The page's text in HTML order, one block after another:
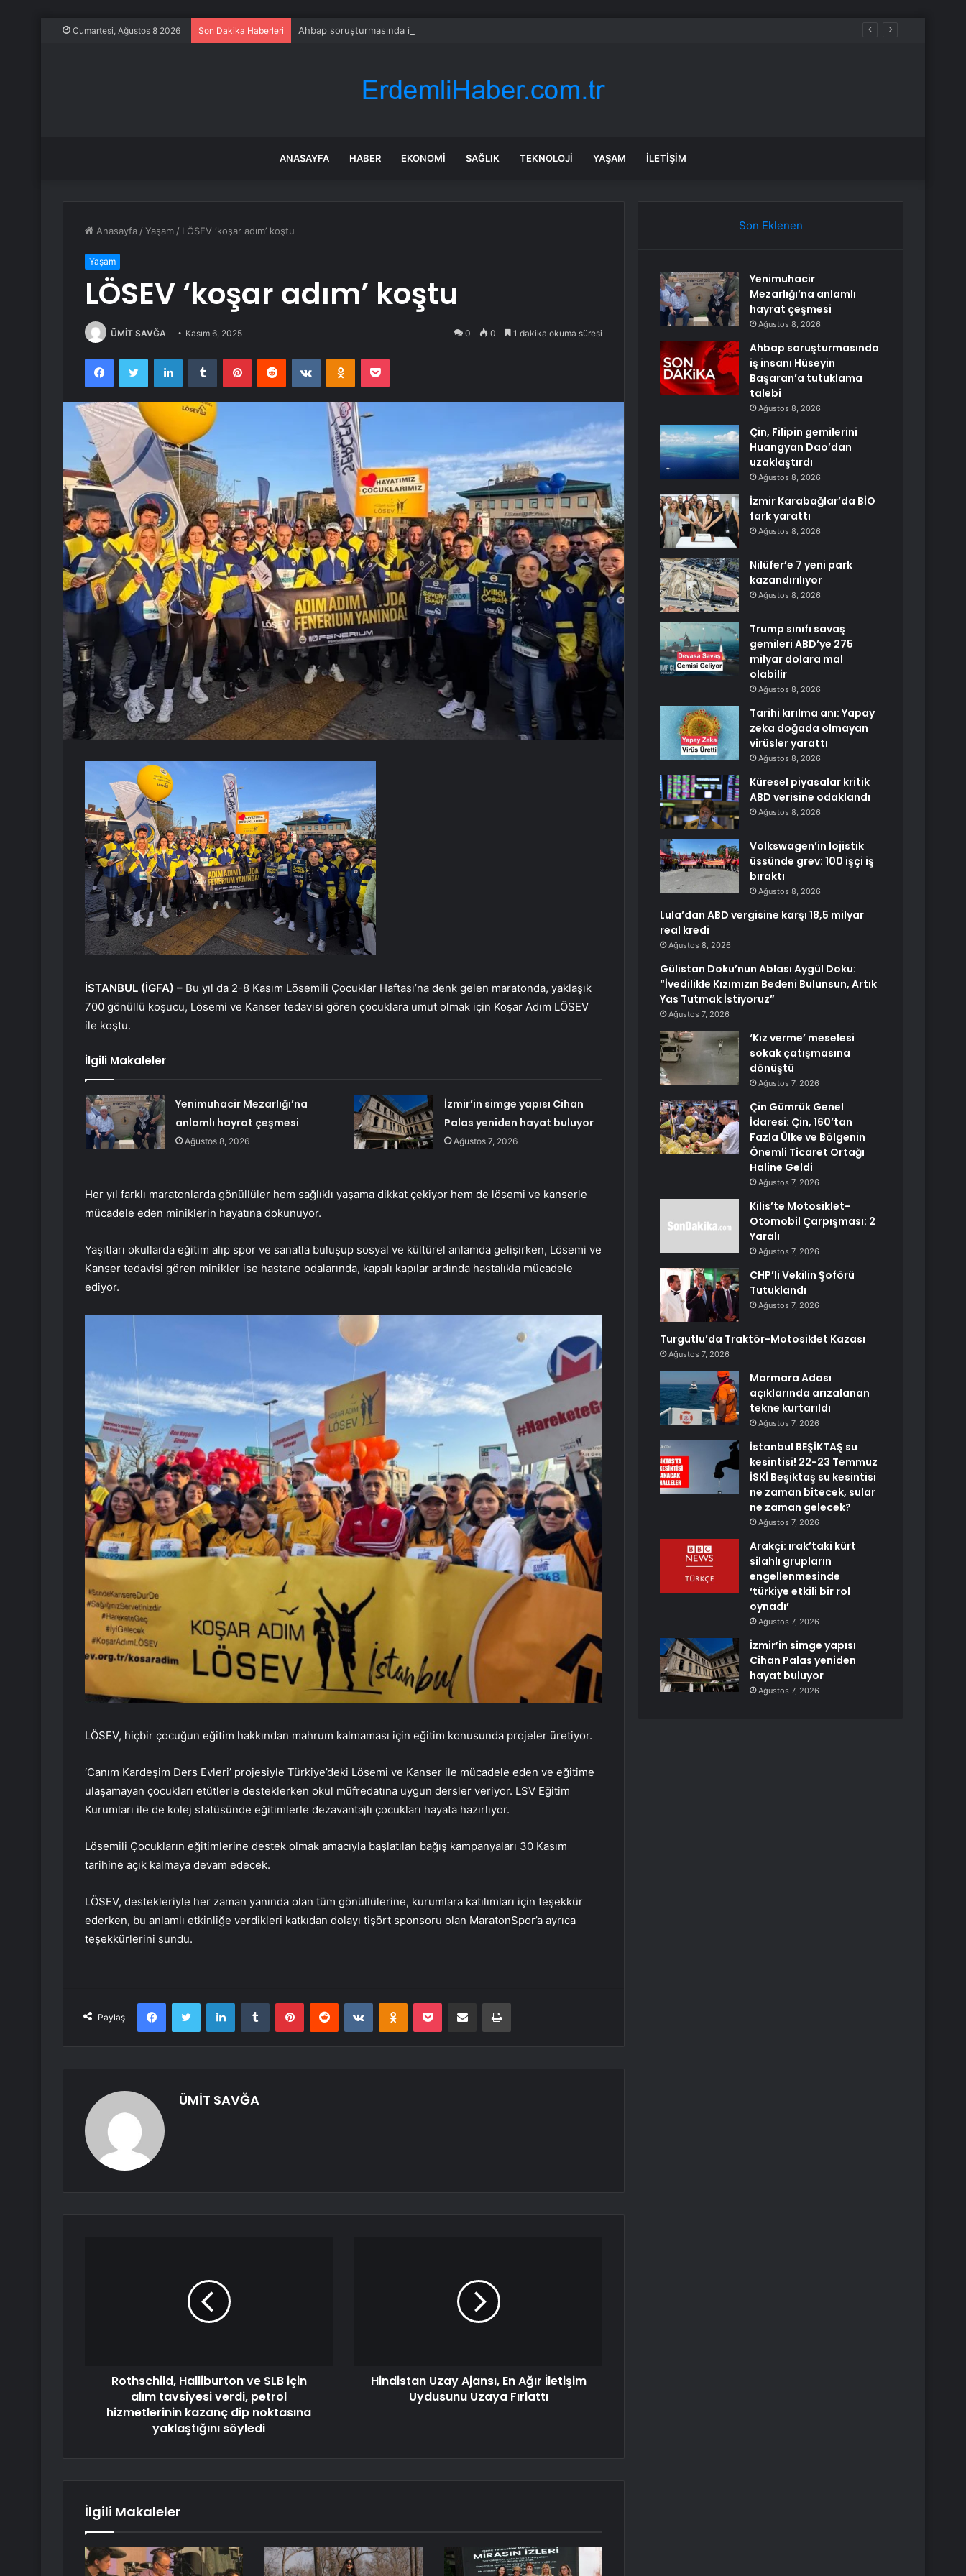
Cumartesi, Ağustos 8 2026 Son Dakika Haberleri Ahbap soruşturmasında iş insanı Hüseyin Başaran’a tutuklama talebi
ANASAYFA HABER EKONOMI SAĞLIK TEKNOLOJI YAŞAM İLETIŞIM
Anasayfa /Yaşam / LÖSEV ‘koşar adım’ koştu
Yaşam
LÖSEV ‘koşar adım’ koştu
ÜMİT SAVĞA Kasım 6, 2025 0 0 1 dakika okuma süresi
FacebookTwitter LinkedInTumblr PinterestReddit VKontakteOdnoklassniki
Pocket
İSTANBUL (İGFA) – Bu yıl da 2-8 Kasım Lösemili Çocuklar Haftası’na denk gelen maratonda, yaklaşık
700 gönüllü koşucu, Lösemi ve Kanser tedavisi gören çocuklara umut olmak için Koşar Adım LÖSEV
ile koştu.
İlgili Makaleler
Yenimuhacir Mezarlığı’na
anlamlı hayrat çeşmesi
Ağustos 8, 2026
İzmir’in simge yapısı Cihan
Palas yeniden hayat buluyor
Ağustos 7, 2026
Her yıl farklı maratonlarda gönüllüler hem sağlıklı yaşama dikkat çekiyor hem de lösemi ve kanserle
mücadele eden miniklerin hayatına dokunuyor.
Yaşıtları okullarda eğitim alıp spor ve sanatla buluşup sosyal ve kültürel anlamda gelişirken, Lösemi ve
Kanser tedavisi gören minikler ise hastane odalarında, kapalı kapılar ardında hastalıkla mücadele
ediyor.
LÖSEV, hiçbir çocuğun eğitim hakkından mahrum kalmaması için eğitim konusunda projeler üretiyor.
‘Canım Kardeşim Ders Evleri’ projesiyle Türkiye’deki Lösemi ve Kanser ile mücadele eden ve eğitime
ulaşamayan çocukları etütlerle desteklerken okul müfredatına uygun dersler veriyor. LSV Eğitim
Kurumları ile de kolej statüsünde eğitimlerle dezavantajlı çocukları hayata hazırlıyor.
Lösemili Çocukların eğitimlerine destek olmak amacıyla başlatılan bağış kampanyaları 30 Kasım
tarihine açık kalmaya devam edecek.
LÖSEV, destekleriyle her zaman yanında olan tüm gönüllülerine, kurumlara katılımları için teşekkür
ederken, bu anlamlı etkinliğe verdikleri katkıdan dolayı tişört sponsoru olan MaratonSpor’a ayrıca
teşekkürlerini sundu.
Paylaş
FacebookTwitter LinkedInTumblr PinterestReddit VKontakteOdnoklassniki
Pocket E-Posta ile paylaş Yazdır
ÜMİT SAVĞA
Rothschild, Halliburton ve SLB için
alım tavsiyesi verdi, petrol
hizmetlerinin kazanç dip noktasına
yaklaştığını söyledi
Hindistan Uzay Ajansı, En Ağır İletişim
Uydusunu Uzaya Fırlattı
İlgili Makaleler
Son Eklenen
Yenimuhacir
Mezarlığı’na anlamlı
hayrat çeşmesi
Ağustos 8, 2026
Ahbap soruşturmasında
iş insanı Hüseyin
Başaran’a tutuklama
talebi
Ağustos 8, 2026
Çin, Filipin gemilerini
Huangyan Dao’dan
uzaklaştırdı
Ağustos 8, 2026
İzmir Karabağlar’da BİO
fark yarattı
Ağustos 8, 2026
Nilüfer’e 7 yeni park
kazandırılıyor
Ağustos 8, 2026
Trump sınıfı savaş
gemileri ABD’ye 275
milyar dolara mal
olabilir
Ağustos 8, 2026
Tarihi kırılma anı: Yapay
zeka doğada olmayan
virüsler yarattı
Ağustos 8, 2026
Küresel piyasalar kritik
ABD verisine odaklandı
Ağustos 8, 2026
Volkswagen’in lojistik
üssünde grev: 100 işçi iş
bıraktı
Ağustos 8, 2026
Lula’dan ABD vergisine karşı 18,5 milyar
real kredi
Ağustos 8, 2026
Gülistan Doku’nun Ablası Aygül Doku:
“İvedilikle Kızımızın Bedeni Bulunsun, Artık
Yas Tutmak İstiyoruz”
Ağustos 7, 2026
‘Kız verme’ meselesi
sokak çatışmasına
dönüştü
Ağustos 7, 2026
Çin Gümrük Genel
İdaresi: Çin, 160’tan
Fazla Ülke ve Bölgenin
Önemli Ticaret Ortağı
Haline Geldi
Ağustos 7, 2026
Kilis’te Motosiklet-
Otomobil Çarpışması: 2
Yaralı
Ağustos 7, 2026
CHP’li Vekilin Şoförü
Tutuklandı
Ağustos 7, 2026
Turgutlu’da Traktör-Motosiklet Kazası
Ağustos 7, 2026
Marmara Adası
açıklarında arızalanan
tekne kurtarıldı
Ağustos 7, 2026
İstanbul BEŞİKTAŞ su
kesintisi! 22-23 Temmuz
İSKİ Beşiktaş su kesintisi
ne zaman bitecek, sular
ne zaman gelecek?
Ağustos 7, 2026
Arakçi: ırak’taki kürt
silahlı grupların
engellenmesinde
‘türkiye etkili bir rol
oynadı’
Ağustos 7, 2026
İzmir’in simge yapısı
Cihan Palas yeniden
hayat buluyor
Ağustos 7, 2026